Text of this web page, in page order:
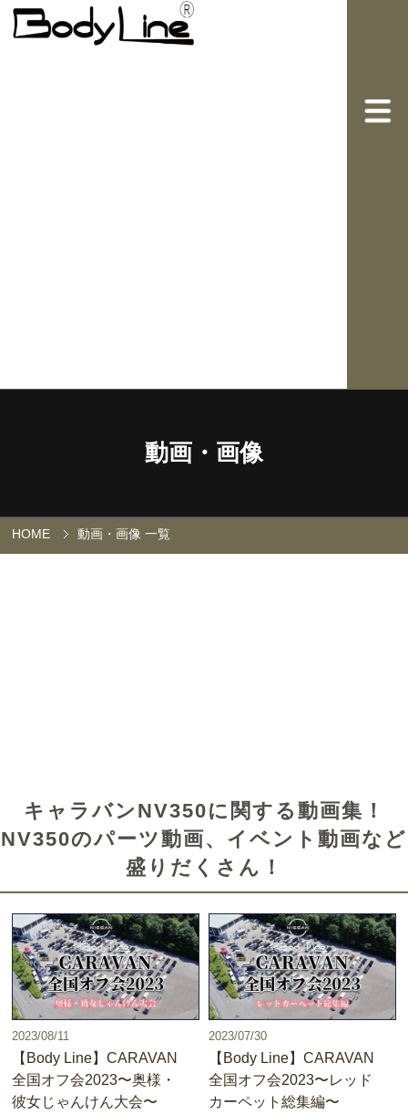
動画・画像
HOME 動画・画像 一覧
キャラバンNV350に関する動画集！
NV350のパーツ動画、イベント動画など
盛りだくさん！
2023/08/11
【Body Line】CARAVAN
全国オフ会2023〜奥様・
彼女じゃんけん大会〜
2023/07/30
【Body Line】CARAVAN
全国オフ会2023〜レッド
カーペット総集編〜